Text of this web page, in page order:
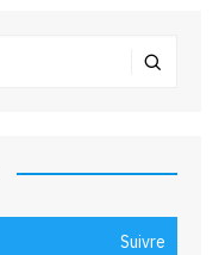
Suivre